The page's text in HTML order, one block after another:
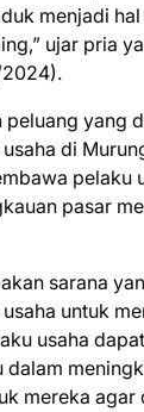
menjadi
ujar pria
2024).
peluang yang
di
pelaku
pasar
sarana
untuk
usaha
mereka agar